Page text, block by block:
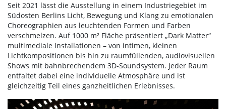
Seit 2021 lässt die Ausstellung in einem Industriegebiet im
Südosten Berlins Licht, Bewegung und Klang zu emotionalen
Choreographien aus leuchtenden Formen und Farben
verschmelzen. Auf 1000 m² Fläche präsentiert „Dark Matter“
multimediale Installationen – von intimen, kleinen
Lichtkompositionen bis hin zu raumfüllenden, audiovisuellen
Shows mit bahnbrechendem 3D-Soundsystem. Jeder Raum
entfaltet dabei eine individuelle Atmosphäre und ist
gleichzeitig Teil eines ganzheitlichen Erlebnisses.